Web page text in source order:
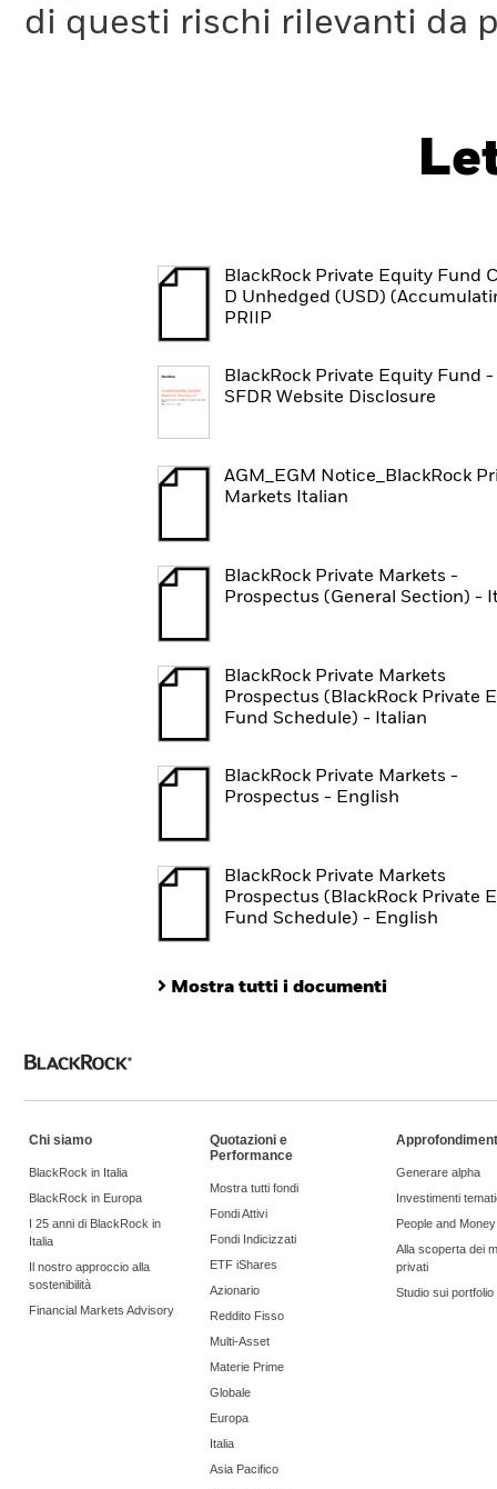
di questi rischi rilevanti da
BlackRock Private Equity Fund
D Unhedged (USD)
PRIIP
BlackRock Private Equity Fund -
SFDR Website Disclosure
AGM_EGM Notice_BlackRock
Markets Italian
BlackRock Private Markets -
Prospectus (General Section) -
BlackRock Private Markets
Prospectus (BlackRock Private
Fund Schedule) - Italian
BlackRock Private Markets -
Prospectus - English
BlackRock Private Markets
Prospectus (BlackRock Private
Fund Schedule) - English
Mostra tutti i documenti
Chi siamo
BlackRock in Italia
BlackRock in Europa
I 25 anni di BlackRock in
Italia
Il nostro approccio alla
sostenibilità
Financial Markets Advisory
Quotazioni e
Performance
Mostra tutti fondi
Fondi Attivi
Fondi Indicizzati
ETF iShares
Azionario
Reddito Fisso
Multi-Asset
Materie Prime
Globale
Europa
Italia
Asia Pacifico
Generare alpha
Investimenti
People and
Alla scoperta dei
privati
Studio sui portfolio